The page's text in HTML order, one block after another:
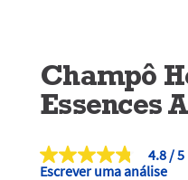
Champô
Essences
4.8
de
4.8
Escrever uma análise